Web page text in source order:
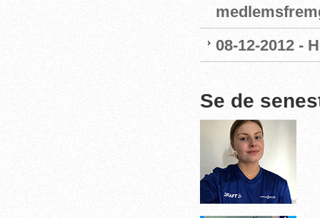
08-12-2012 -
Se de